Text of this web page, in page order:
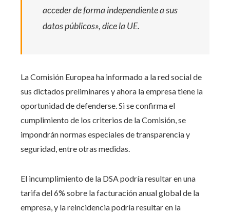
acceder de forma independiente a sus
datos públicos», dice la UE.
La Comisión Europea ha informado a la red social de
sus dictados preliminares y ahora la empresa tiene la
oportunidad de defenderse. Si se confirma el
cumplimiento de los criterios de la Comisión, se
impondrán normas especiales de transparencia y
seguridad, entre otras medidas.
El incumplimiento de la DSA podría resultar en una
tarifa del 6% sobre la facturación anual global de la
empresa, y la reincidencia podría resultar en la